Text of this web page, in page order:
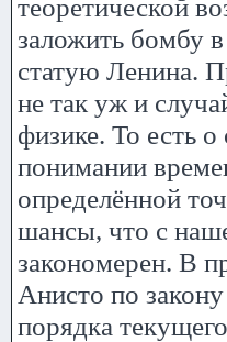
заложить бомбу
статую Ленина.
не так уж и
физике. То есть
понимании
определённой
шансы, что с
закономерен. В
Анисто по
порядка